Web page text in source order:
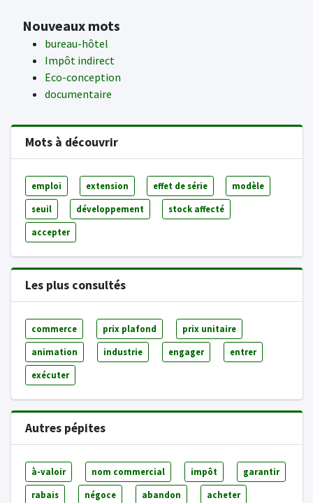
Nouveaux mots
bureau-hôtel
Impôt indirect
Eco-conception
documentaire
Mots à découvrir
emploi extension effet de série modèle
seuil développement stock affecté
accepter
Les plus consultés
commerce prix plafond prix unitaire
animation industrie engager entrer
exécuter
Autres pépites
à-valoir nom commercial impôt garantir
rabais négoce abandon acheter